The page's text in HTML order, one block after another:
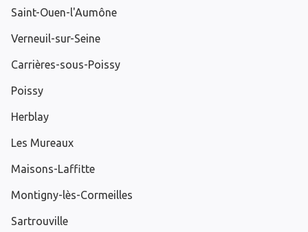
Saint-Ouen-l'Aumône
Verneuil-sur-Seine
Carrières-sous-Poissy
Poissy
Herblay
Les Mureaux
Maisons-Laffitte
Montigny-lès-Cormeilles
Sartrouville